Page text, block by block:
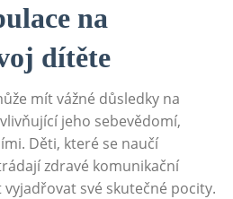
na
dítěte
mít vážné důsledky na
jeho sebevědomí,
Děti, které se naučí
zdravé komunikační
své skutečné pocity.